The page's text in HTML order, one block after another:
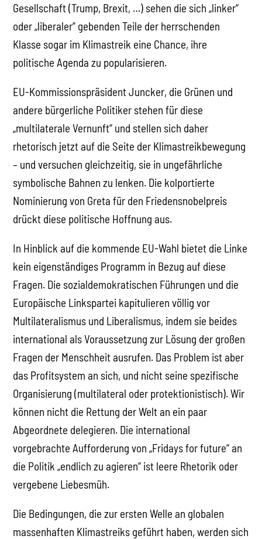
Gesellschaft (Trump, Brexit, …) sehen die sich „linker“
oder „liberaler“ gebenden Teile der herrschenden
Klasse sogar im Klimastreik eine Chance, ihre
politische Agenda zu popularisieren.
EU-Kommissionspräsident Juncker, die Grünen und
andere bürgerliche Politiker stehen für diese
„multilaterale Vernunft“ und stellen sich daher
rhetorisch jetzt auf die Seite der Klimastreikbewegung
– und versuchen gleichzeitig, sie in ungefährliche
symbolische Bahnen zu lenken. Die kolportierte
Nominierung von Greta für den Friedensnobelpreis
drückt diese politische Hoffnung aus.
In Hinblick auf die kommende EU-Wahl bietet die Linke
kein eigenständiges Programm in Bezug auf diese
Fragen. Die sozialdemokratischen Führungen und die
Europäische Linkspartei kapitulieren völlig vor
Multilateralismus und Liberalismus, indem sie beides
international als Voraussetzung zur Lösung der großen
Fragen der Menschheit ausrufen. Das Problem ist aber
das Profitsystem an sich, und nicht seine spezifische
Organisierung (multilateral oder protektionistisch). Wir
können nicht die Rettung der Welt an ein paar
Abgeordnete delegieren. Die international
vorgebrachte Aufforderung von „Fridays for future“ an
die Politik „endlich zu agieren“ ist leere Rhetorik oder
vergebene Liebesmüh.
Die Bedingungen, die zur ersten Welle an globalen
massenhaften Klimastreiks geführt haben, werden sich